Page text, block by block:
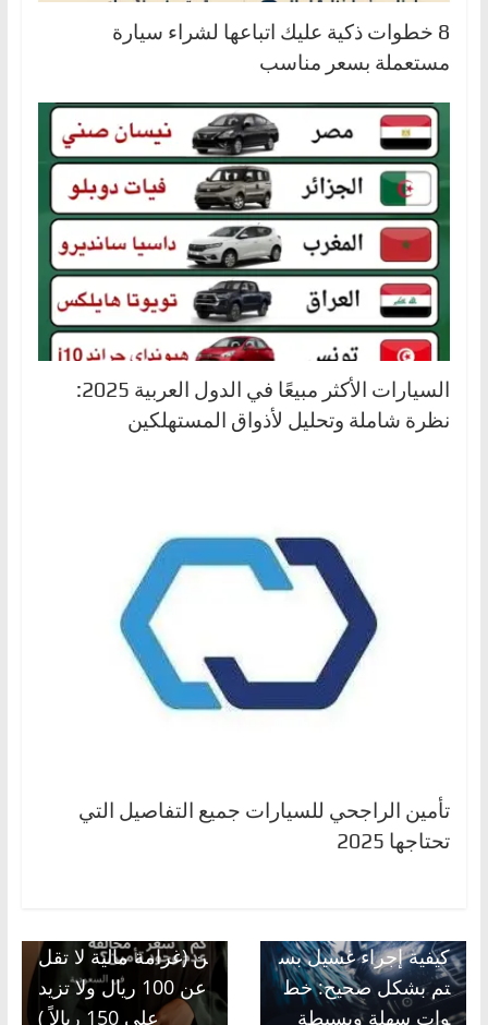
8 خطوات ذكية عليك اتباعها لشراء سيارة
مستعملة بسعر مناسب
السيارات الأكثر مبيعًا في الدول العربية 2025:
نظرة شاملة وتحليل لأذواق المستهلكين
تأمين الراجحي للسيارات جميع التفاصيل التي
تحتاجها 2025
كيفية إجراء غسيل بس
تم بشكل صحيح: خط
وات سهلة وبسيطة
ن (غرامة مالية لا تقل
عن 100 ريال ولا تزيد
على 150 ريالاً )